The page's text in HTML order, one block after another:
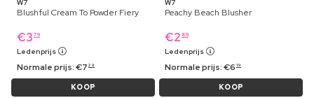
W7
Blushful Cream To Powder Fiery
€3 79
Ledenprijs
Normale prijs:€7 29
KOOP
W7
Peachy Beach Blusher
€2 89
Ledenprijs
Normale prijs:€6 19
KOOP